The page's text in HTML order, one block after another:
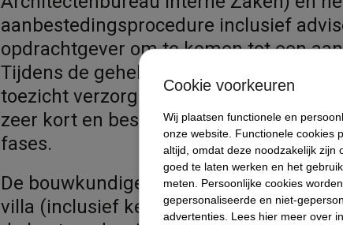
aanbestedingsprocedure inclusief
opdrachtgever om te komen tot een
Tijdens de gehele verbouwing zal
toezicht verzorgen. Het tijdsbestek om
zeer kort en bestaat uit een
fases.
De bouwkundige werkzaamheden
villa (inclusief kelder), het plaatsen van
Cookie voorkeuren
Wij plaatsen functionele en
onze website. Functionele cookies
altijd, omdat deze noodzakelijk zijn
goed te laten werken en het
meten. Persoonlijke cookies
gepersonaliseerde en niet-
advertenties. Lees hier meer over
Diensten
Referenties /